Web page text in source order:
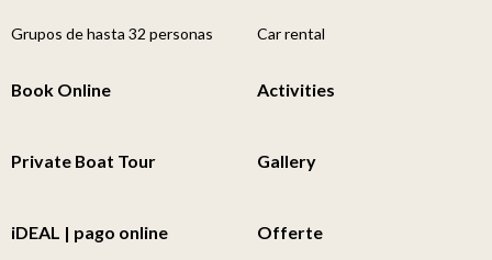
Grupos de hasta 32 personas Car rental
Book Online Activities
Private Boat Tour Gallery
iDEAL | pago online Offerte